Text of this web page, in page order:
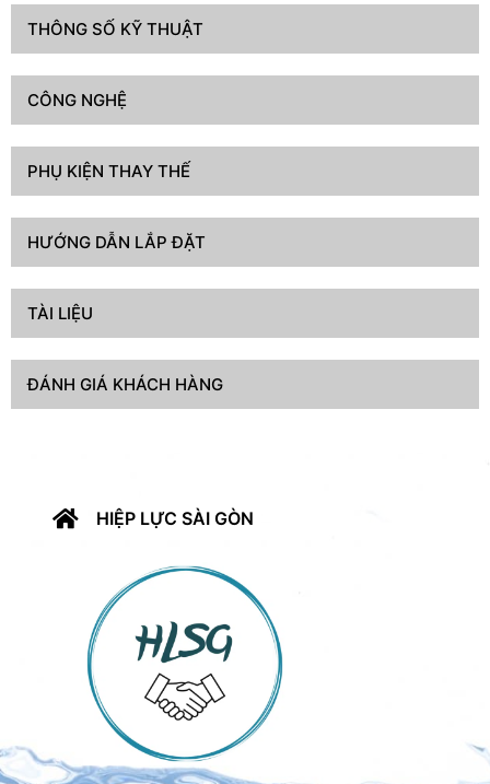
THÔNG SỐ KỸ THUẬT
CÔNG NGHỆ
PHỤ KIỆN THAY THẾ
HƯỚNG DẪN LẮP ĐẶT
TÀI LIỆU
ĐÁNH GIÁ KHÁCH HÀNG
HIỆP LỰC SÀI GÒN